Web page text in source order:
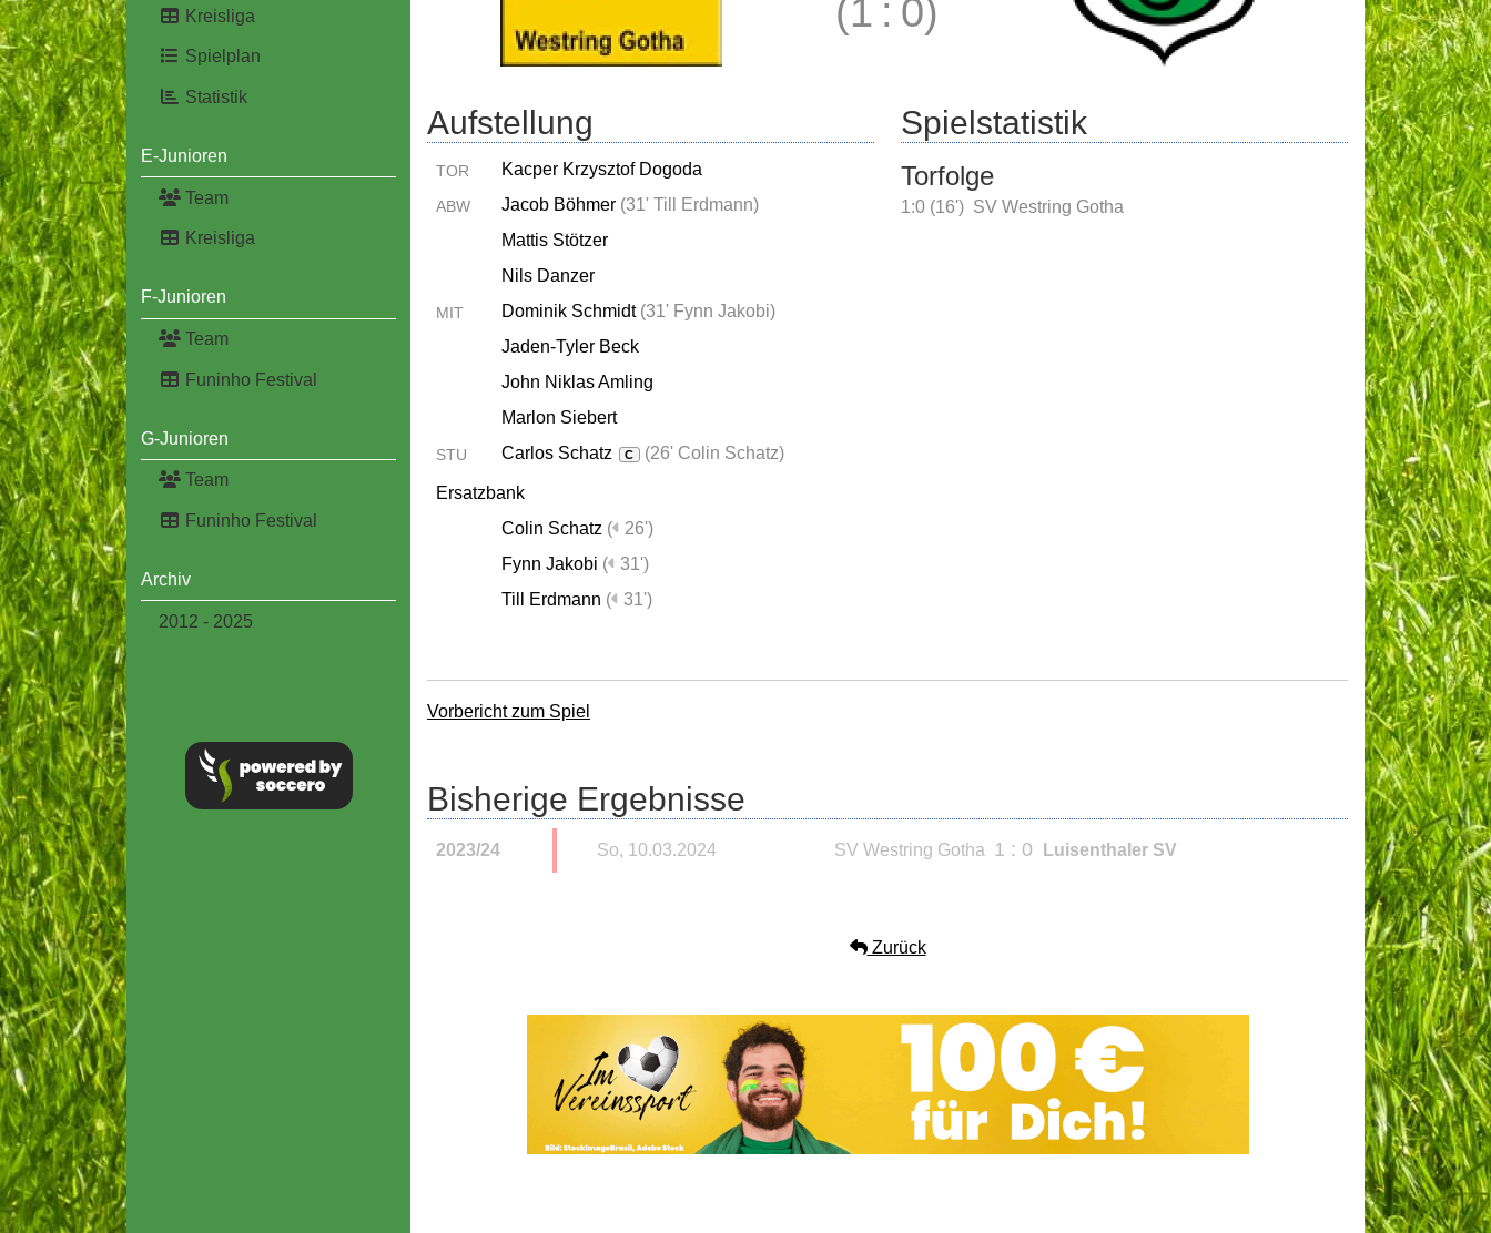
Kreisliga
Spielplan
Statistik
E-Junioren
Team
Kreisliga
F-Junioren
Team
Funinho Festival
G-Junioren
Team
Funinho Festival
Archiv
2012 - 2025
(1 : 0)
Aufstellung
TOR Kacper Krzysztof Dogoda
ABW Jacob Böhmer (31' Till Erdmann)
Mattis Stötzer
Nils Danzer
MIT Dominik Schmidt (31' Fynn Jakobi)
Jaden-Tyler Beck
John Niklas Amling
Marlon Siebert
STU Carlos Schatz C (26' Colin Schatz)
Ersatzbank
Colin Schatz (
26')
Fynn Jakobi (
31')
Till Erdmann ( 31')
Spielstatistik
Torfolge
1:0 (16') SV Westring Gotha
Vorbericht zum Spiel
Bisherige Ergebnisse
2023/24 So, 10.03.2024 SV Westring Gotha 1 : 0 Luisenthaler SV
Zurück